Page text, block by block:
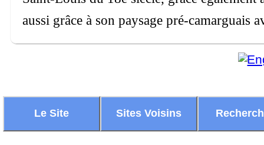
aussi grâce à son paysage pré-camarguais
Le Site Sites Voisins